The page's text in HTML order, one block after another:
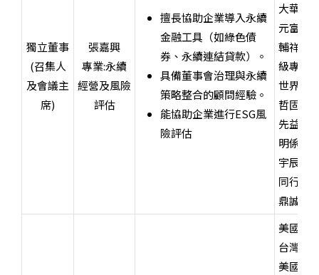
獨立董事
(召集人
及會議主
席)
張嘉興
專業:永續
經營及風險
評估
擅長協助企業導入永續
金融工具（如綠色債
券、永續連結貸款）。
具備董事會治理與永續
策略整合的顧問經驗。
能協助企業進行ESG風
險評估
大華證
元富證
輔祥實
級專員
世界中
哲固資
先益電
明係事
宇辰系
同行致
鼎誠投
美國加
台灣會
美國會